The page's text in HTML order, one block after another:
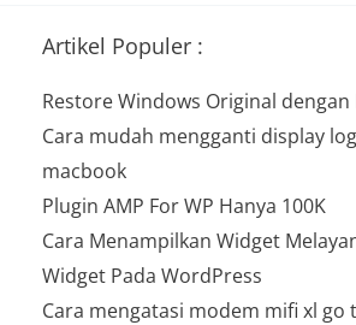
Artikel Populer :
Restore Windows Original dengan
Cara mudah mengganti display
macbook
Plugin AMP For WP Hanya 100K
Cara Menampilkan Widget
Widget Pada WordPress
Cara mengatasi modem mifi xl go